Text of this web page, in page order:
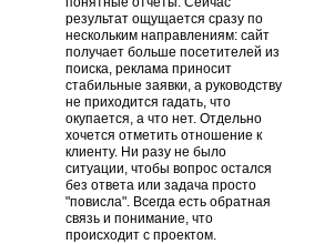
результат ощущается сразу по
нескольким направлениям: сайт
получает больше посетителей из
поиска, реклама приносит
стабильные заявки, а руководству
не приходится гадать, что
окупается, а что нет. Отдельно
хочется отметить отношение к
клиенту. Ни разу не было
ситуации, чтобы вопрос остался
без ответа или задача просто
"повисла". Всегда есть обратная
связь и понимание, что
происходит с проектом.